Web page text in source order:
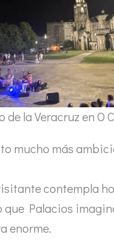
de la Veracruz en O
mucho más
contempla
que Palacios
enorme.